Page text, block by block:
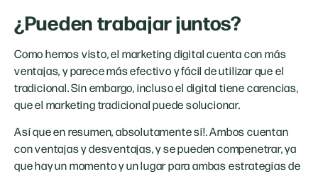
¿Pueden trabajar juntos?
Como hemos visto, el marketing digital cuenta con más
ventajas, y parece más efectivo y fácil de utilizar que el
tradicional. Sin embargo, incluso el digital tiene carencias,
que el marketing tradicional puede solucionar.
Así que en resumen, absolutamente sí!. Ambos cuentan
con ventajas y desventajas, y se pueden compenetrar, ya
que hay un momento y un lugar para ambas estrategias de